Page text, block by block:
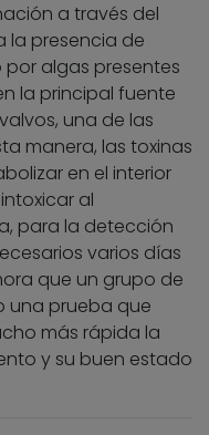
a través del
la presencia de
algas presentes
la principal fuente
una de las
manera, las toxinas
en el interior
al
para la detección
varios días
que un grupo de
una prueba que
más rápida la
y su buen estado